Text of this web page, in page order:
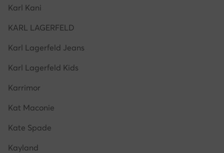
Karl Kani
KARL LAGERFELD
Karl Lagerfeld Jeans
Karl Lagerfeld Kids
Karrimor
Kat Maconie
Kate Spade
Kayland